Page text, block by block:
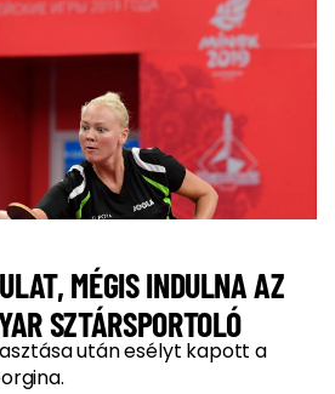
MÉGIS INDULNA AZ
SZTÁRSPORTOLÓ
után esélyt kapott a